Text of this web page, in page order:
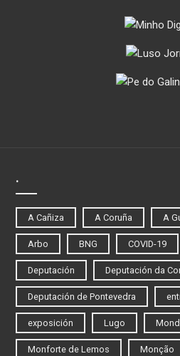
.
A Cañiza A Coruña A
Arbo BNG COVID-19
Deputación Deputación da
Deputación de Pontevedra
exposición Lugo
Monforte de Lemos Monção